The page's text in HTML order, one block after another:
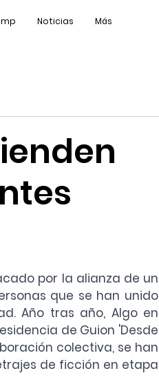
Noticias Más
por la alianza de un
que se han unido
Año tras año, Algo en
de Guion 'Desde
colectiva, se han
de ficción en etapa